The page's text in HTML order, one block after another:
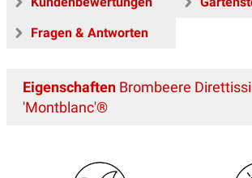
Fragen & Antworten
Eigenschaften Brombeere
'Montblanc'®